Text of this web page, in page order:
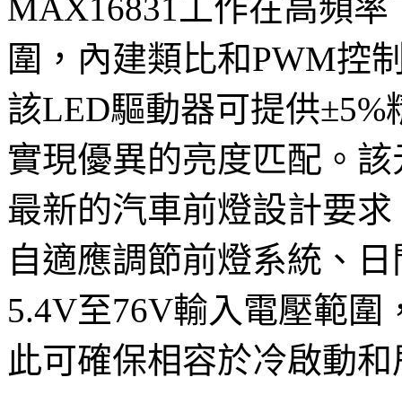
MAX16831工作在高頻
圍，內建類比和PWM控
該LED驅動器可提供
實現優異的亮度匹配。
最新的汽車前燈設計要
自適應調節前燈系統、
5.4V至76V輸入電壓範
此可確保相容於冷啟動